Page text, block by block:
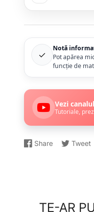
✓
Notă
Pot apărea
funcție de
Vezi
Tutoriale,
Share
Distribuiți
Se
Tweet
Dați
Se
TE-AR